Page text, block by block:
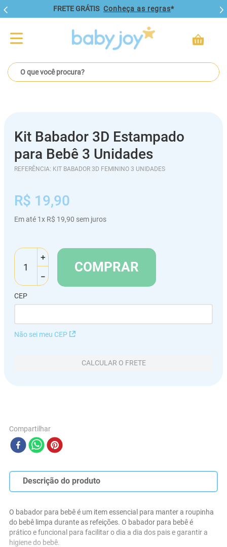
FRETE GRÁTIS Conheça as regras*
O que você procura?
Kit Babador 3D Estampado
para Bebê 3 Unidades
REFERÊNCIA: KIT BABADOR 3D FEMININO 3 UNIDADES
R$ 19,90
Em até 1x R$ 19,90 sem juros
＋
－
COMPRAR
CEP
Não sei meu CEP
CALCULAR O FRETE
Compartilhar
Descrição do produto
O babador para bebê é um item essencial para manter a roupinha
do bebê limpa durante as refeições. O babador para bebê é
prático e funcional para facilitar o dia a dia dos pais e garantir a
higiene do bebê.